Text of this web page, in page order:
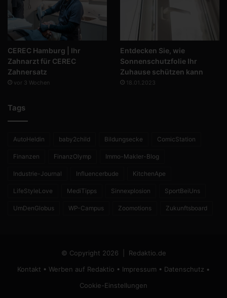
CEREC Hamburg | Ihr
Zahnarzt für CEREC
Zahnersatz
vor 3 Wochen
Entdecken Sie, wie
Sonnenschutzfolie Ihr
Zuhause schützen kann
18.01.2023
Tags
AutoHeldin baby2child Bildungsecke ComicStation
Finanzen FinanzOlymp Immo-Makler-Blog
Industrie-Journal Influencerbude KitchenApe
LifeStyleLove MediTipps Sinnexplosion SportBeiUns
UmDenGlobus WP-Campus Zoomotions Zukunftsboard
© Copyright 2026 | Redaktio.de
Kontakt • Werben auf Redaktio • Impressum • Datenschutz •
Cookie-Einstellungen